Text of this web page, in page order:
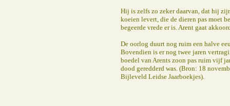
Hij is zelfs zo zeker daarvan, dat hij
koeien levert, die de dieren pas moet
begeerde vrede er is. Arent gaat
De oorlog duurt nog ruim een halve
Bovendien is er nog twee jaren
boedel van Arents zoon pas ruim vijf
dood geredderd was. (Bron: 18
Bijleveld Leidse Jaarboekjes).